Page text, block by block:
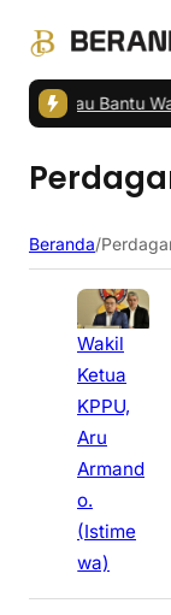
Berau Bantu
Beranda/
Wakil
Ketua
KPPU,
Aru
Armand
o.
(Istime
wa)